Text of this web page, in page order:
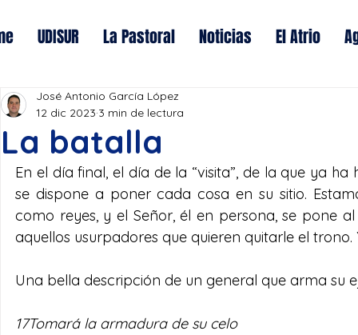
UDISUR La Pastoral Noticias El Atrio
La batalla
José Antonio García López
12 dic 2023 3 min de lectura
En el día final, el día de la “visita”, de la que ya ha
se dispone a poner cada cosa en su sitio.
como reyes, y el Señor, él en persona, se pone
aquellos usurpadores que quieren quitarle el trono.
Una bella descripción de un general que arma su
17Tomará la armadura de su celo